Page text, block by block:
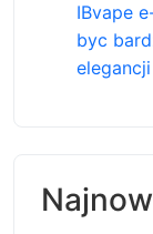
IBvape
byc
elegancji